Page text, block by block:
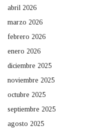
abril 2026
marzo 2026
febrero 2026
enero 2026
diciembre 2025
noviembre 2025
octubre 2025
septiembre 2025
agosto 2025